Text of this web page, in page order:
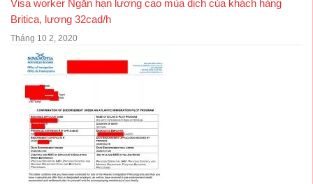
Visa worker Ngắn hạn lương cao mùa dịch của khách hàng
Britica, lương 32cad/h
Tháng 10 2, 2020